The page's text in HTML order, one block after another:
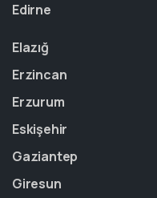
Edirne
Elazığ
Erzincan
Erzurum
Eskişehir
Gaziantep
Giresun